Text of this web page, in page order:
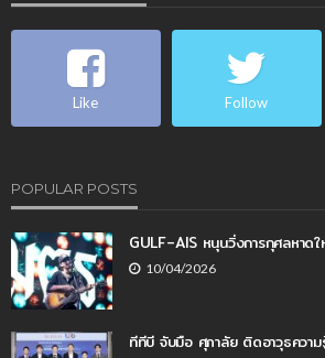
Like Follow
POPULAR POSTS
GULF–AIS หนุนวิ่งการกุศลหาด
10/04/2026
ทีทีบี จับมือ ศุภาลัย ติดอาวุธความ